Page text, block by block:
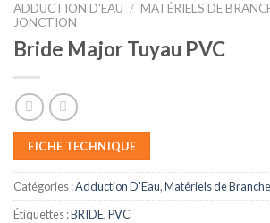
ADDUCTION D'EAU / MATÉRIELS DE
JONCTION
Bride Major Tuyau PVC
FICHE TECHNIQUE
Catégories :Adduction D'Eau,Matériels de
Étiquettes :BRIDE,PVC